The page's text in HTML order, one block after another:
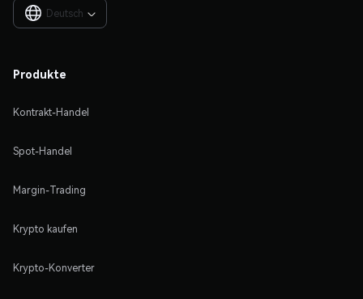
Deutsch 
Produkte
Kontrakt-Handel
Spot-Handel
Margin-Trading
Krypto kaufen
Krypto-Konverter